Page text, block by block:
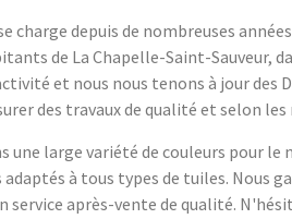
charge depuis de nombreuses
de La Chapelle-Saint-Sauveur,
et nous nous tenons à jour des
des travaux de qualité et selon les
une large variété de couleurs pour
adaptés à tous types de tuiles. Nous
service après-vente de qualité.